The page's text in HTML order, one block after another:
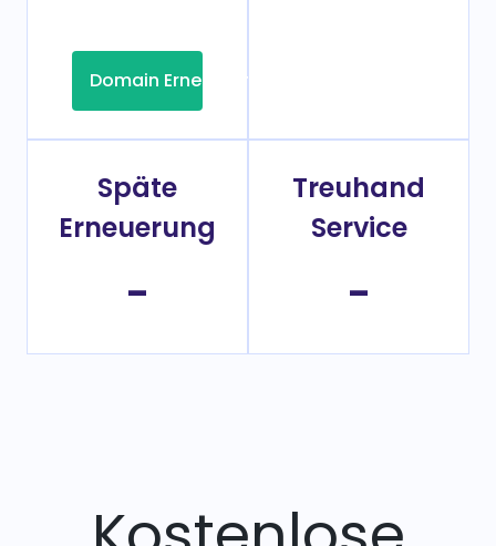
Domain Erneuerung
Späte
Erneuerung
-
Treuhand
Service
-